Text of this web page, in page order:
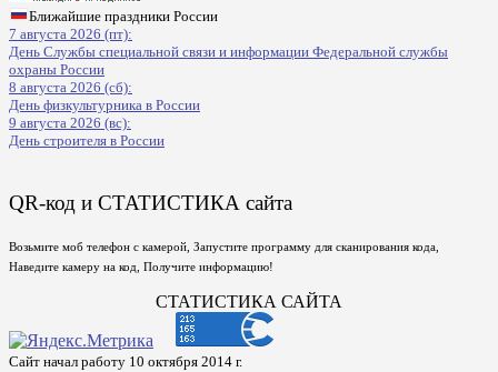
Ближайшие праздники России
7 августа 2026 (пт):
День Службы специальной связи и информации Федеральной службы
охраны России
8 августа 2026 (сб):
День физкультурника в России
9 августа 2026 (вс):
День строителя в России
QR-код и СТАТИСТИКА сайта
Возьмите моб телефон с камерой, Запустите программу для сканирования кода,
Наведите камеру на код, Получите информацию!
СТАТИСТИКА САЙТА
Сайт начал работу 10 октября 2014 г.